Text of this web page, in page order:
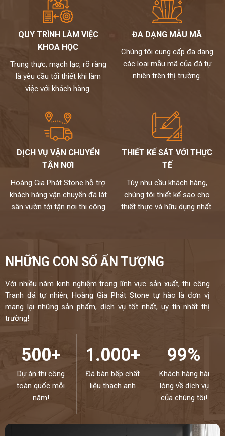
QUY TRÌNH LÀM VIỆC
KHOA HỌC
Trung thực, mạch lạc, rõ ràng
là yêu cầu tối thiết khi làm
việc với khách hàng.
ĐA DẠNG MẪU MÃ
Chúng tôi cung cấp đa dạng
các loại mẫu mã của đá tự
nhiên trên thị trường.
DỊCH VỤ VẬN CHUYỂN
TẬN NƠI
Hoàng Gia Phát Stone hỗ trợ
khách hàng vận chuyển đá lát
sân vườn tới tận nơi thi công
THIẾT KẾ SÁT VỚI THỰC
TẾ
Tùy nhu cầu khách hàng,
chúng tôi thiết kế sao cho
thiết thực và hữu dụng nhất.
NHỮNG CON SỐ ẤN TƯỢNG
Với nhiều năm kinh nghiệm trong lĩnh vực sản xuất, thi công
Tranh đá tự nhiên, Hoàng Gia Phát Stone tự hào là đơn vị
mang lại những sản phẩm, dịch vụ tốt nhất, uy tín nhất thị
trường!
500+
Dự án thi công
toàn quốc mỗi
năm!
1.000+
Đá bàn bếp chất
liệu thạch anh
99%
Khách hàng hài
lòng về dịch vụ
của chúng tôi!